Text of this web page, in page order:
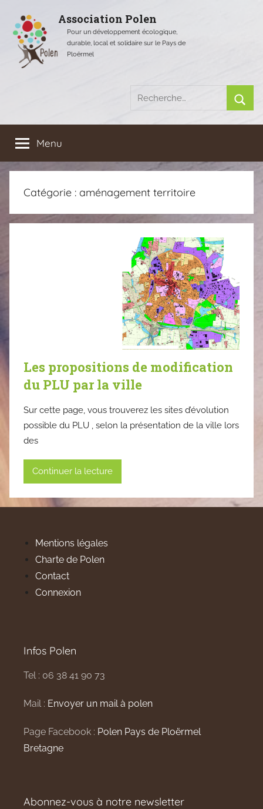
contenu
Association Polen
Pour un développement écologique,
durable, local et solidaire sur le Pays de
Ploërmel
Recherche
:
Menu
Catégorie : aménagement territoire
Les propositions de modification
du PLU par la ville
Sur cette page, vous trouverez les sites d’évolution
possible du PLU , selon la présentation de la ville lors
des
Continuer la lecture
Mentions légales
Charte de Polen
Contact
Connexion
Infos Polen
Tel : 06 38 41 90 73
Mail : Envoyer un mail à polen
Page Facebook : Polen Pays de Ploërmel
Bretagne
Abonnez-vous à notre newsletter